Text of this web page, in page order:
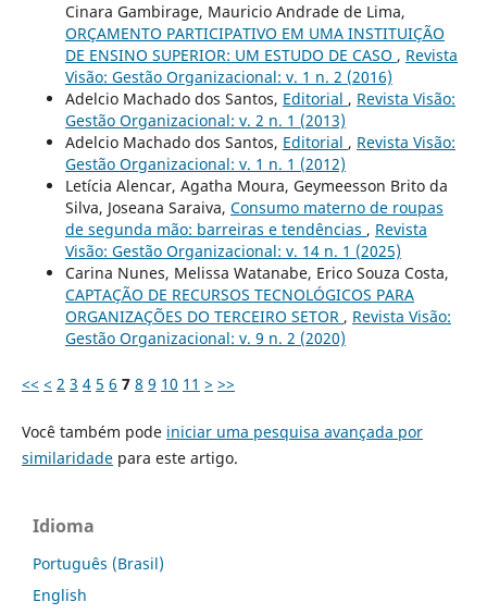
Cinara Gambirage, Mauricio Andrade de Lima,
ORÇAMENTO PARTICIPATIVO EM UMA INSTITUIÇÃO
DE ENSINO SUPERIOR: UM ESTUDO DE CASO , Revista
Visão: Gestão Organizacional: v. 1 n. 2 (2016)
Adelcio Machado dos Santos, Editorial , Revista Visão:
Gestão Organizacional: v. 2 n. 1 (2013)
Adelcio Machado dos Santos, Editorial , Revista Visão:
Gestão Organizacional: v. 1 n. 1 (2012)
Letícia Alencar, Agatha Moura, Geymeesson Brito da
Silva, Joseana Saraiva, Consumo materno de roupas
de segunda mão: barreiras e tendências , Revista
Visão: Gestão Organizacional: v. 14 n. 1 (2025)
Carina Nunes, Melissa Watanabe, Erico Souza Costa,
CAPTAÇÃO DE RECURSOS TECNOLÓGICOS PARA
ORGANIZAÇÕES DO TERCEIRO SETOR , Revista Visão:
Gestão Organizacional: v. 9 n. 2 (2020)
<< < 2 3 4 5 6 7 8 9 10 11 > >>
Você também pode iniciar uma pesquisa avançada por
similaridadepara este artigo.
Idioma
Português (Brasil)
English